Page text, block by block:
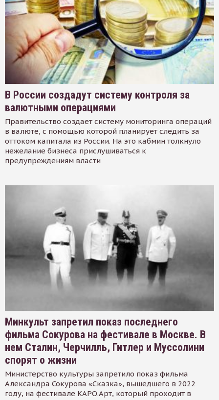
В России создадут систему контроля за
валютными операциями
Правительство создает систему мониторинга операций
в валюте, с помощью которой планирует следить за
оттоком капитала из России. На это кабмин толкнуло
нежелание бизнеса прислушиваться к
предупреждениям власти
Минкульт запретил показ последнего
фильма Сокурова на фестивале в Москве. В
нем Сталин, Черчилль, Гитлер и Муссолини
спорят о жизни
Министерство культуры запретило показ фильма
Александра Сокурова «Сказка», вышедшего в 2022
году, на фестивале КАРО.Арт, который проходит в